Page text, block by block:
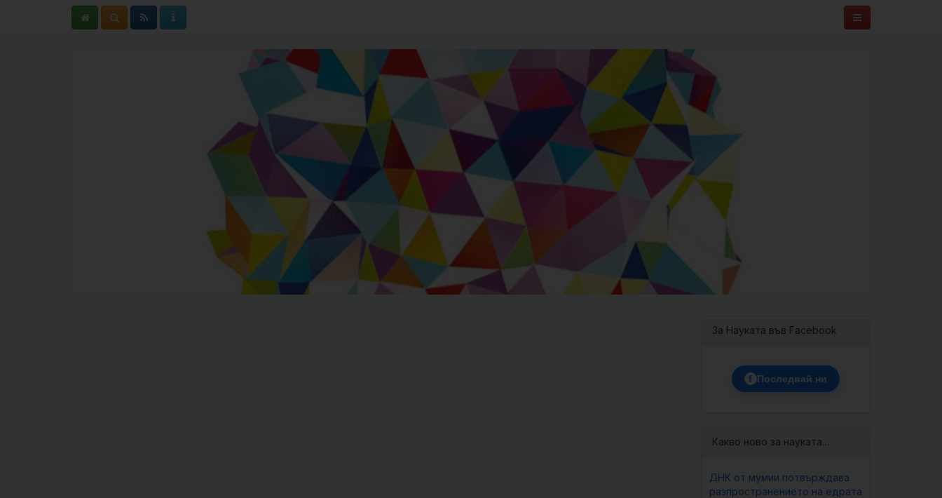
За Науката във Facebook
f Последвай ни
Какво ново за науката…
ДНК от мумии потвърждава
разпространението на едрата